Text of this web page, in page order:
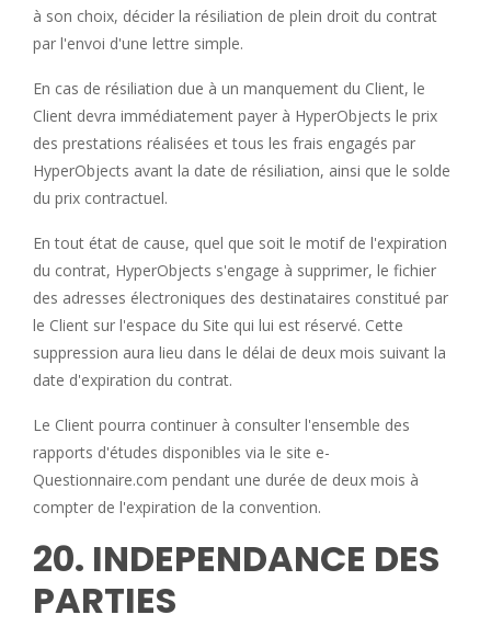
à son choix, décider la résiliation de plein droit du contrat
par l'envoi d'une lettre simple.
En cas de résiliation due à un manquement du Client, le
Client devra immédiatement payer à HyperObjects le prix
des prestations réalisées et tous les frais engagés par
HyperObjects avant la date de résiliation, ainsi que le solde
du prix contractuel.
En tout état de cause, quel que soit le motif de l'expiration
du contrat, HyperObjects s'engage à supprimer, le fichier
des adresses électroniques des destinataires constitué par
le Client sur l'espace du Site qui lui est réservé. Cette
suppression aura lieu dans le délai de deux mois suivant la
date d'expiration du contrat.
Le Client pourra continuer à consulter l'ensemble des
rapports d'études disponibles via le site e-
Questionnaire.com pendant une durée de deux mois à
compter de l'expiration de la convention.
20. INDEPENDANCE DES
PARTIES